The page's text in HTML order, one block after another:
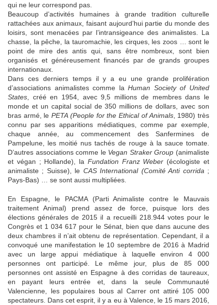
qui ne leur correspond pas.
Beaucoup d’activités humaines à grande tradition culturelle
rattachées aux animaux, faisant aujourd’hui partie du monde des
loisirs, sont menacées par l’intransigeance des animalistes. La
chasse, la pêche, la tauromachie, les cirques, les zoos … sont le
point de mire des antis qui, sans être nombreux, sont bien
organisés et généreusement financés par de grands groupes
internationaux.
Dans ces derniers temps il y a eu une grande prolifération
d’associations animalistes comme laHuman Society of United
States , créé en 1954, avec 9,5 millions de membres dans le
monde et un capital social de 350 millions de dollars, avec son
bras armé, lePETA (People for the Ethical of Animals, 1980) très
connu par ses apparitions médiatiques, comme par exemple,
chaque année, au commencement des Sanfermines de
Pampelune, les moitié nus tachés de rouge à la sauce tomate.
D’autres associations comme le Vegan Straker Group (animaliste
et végan ; Hollande), la Fundation Franz Weber (écologiste et
animaliste ; Suisse), le CAS International (Comité Anti corrida ;
Pays-Bas) … se sont aussi multipliées.
En Espagne, le PACMA (Parti Animaliste contre le Mauvais
traitement Animal) prend assez de force, puisque lors des
élections générales de 2015 il a recueilli 218.944 votes pour le
Congrès et 1 034 617 pour le Sénat, bien que dans aucune des
deux chambres il n’ait obtenu de représentation. Cependant, il a
convoqué une manifestation le 10 septembre de 2016 à Madrid
avec un large appui médiatique à laquelle environ 4 000
personnes ont participé. Le même jour, plus de 85 000
personnes ont assisté en Espagne à des corridas de taureaux,
en payant leurs entrée et, dans la seule Communauté
Valencienne, les populaires bous al Carrer ont attiré 105 000
spectateurs. Dans cet esprit, il y a eu à Valence, le 15 mars 2016,